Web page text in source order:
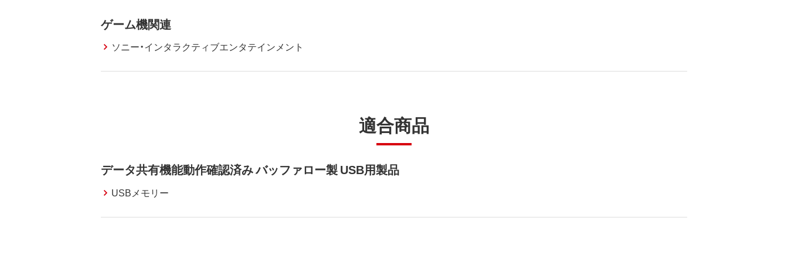
ゲーム機関連
ソニー・インタラクティブエンタテインメント
適合商品
データ共有機能動作確認済み バッファロー製 USB用製品
USBメモリー